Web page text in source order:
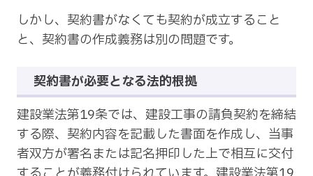
しかし、契約書がなくても契約が成立すること
と、契約書の作成義務は別の問題です。
契約書が必要となる法的根拠
建設業法第19条では、建設工事の請負契約を締結
する際、契約内容を記載した書面を作成し、当事
者双方が署名または記名押印した上で相互に交付